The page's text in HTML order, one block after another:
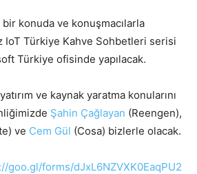
bir konuda ve konuşmacılarla
Türkiye Kahve Sohbetleri serisi
Türkiye ofisinde yapılacak.
ve kaynak yaratma konularını
Şahin Çağlayan (Reengen),
ve Cem Gül (Cosa) bizlerle olacak.
goo.gl/forms/dJxL6NZVXK0EaqPU2